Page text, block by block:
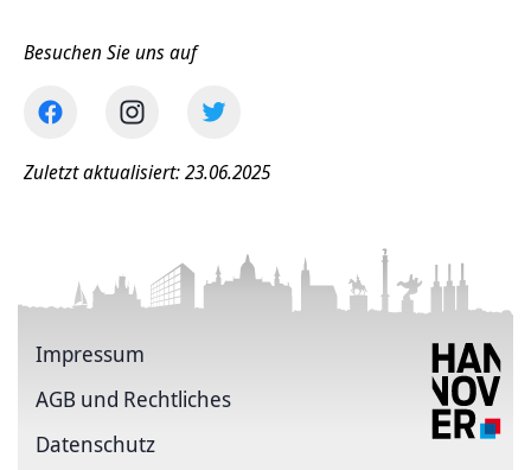
Besuchen Sie uns auf
Zuletzt aktualisiert: 23.06.2025
Impressum
AGB und Rechtliches
Datenschutz